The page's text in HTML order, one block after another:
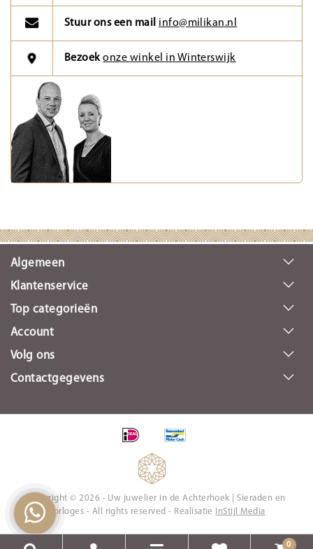
Stuur ons een mail info@milikan.nl
Bezoekonze winkel in Winterswijk
Algemeen
Klantenservice
Top categorieën
Account
Volg ons
Contactgegevens
Copyright © 2026 - Uw juwelier in de Achterhoek | Sieraden en
Horloges - All rights reserved - Realisatie
InStijl Media
0